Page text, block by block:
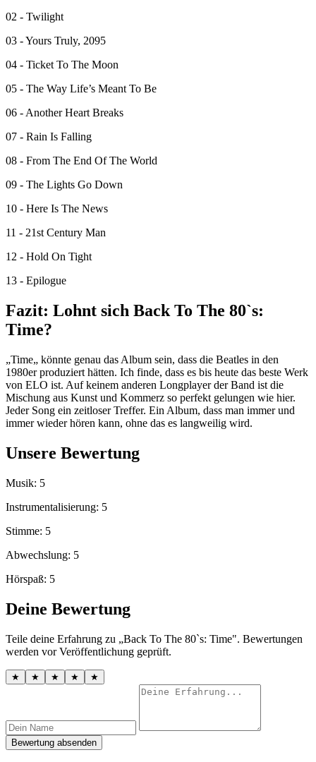
02 - Twilight
03 - Yours Truly, 2095
04 - Ticket To The Moon
05 - The Way Life’s Meant To Be
06 - Another Heart Breaks
07 - Rain Is Falling
08 - From The End Of The World
09 - The Lights Go Down
10 - Here Is The News
11 - 21st Century Man
12 - Hold On Tight
13 - Epilogue
Fazit: Lohnt sich Back To The 80`s:
Time?
„Time„ könnte genau das Album sein, dass die Beatles in den
1980er produziert hätten. Ich finde, dass es bis heute das beste Werk
von ELO ist. Auf keinem anderen Longplayer der Band ist die
Mischung aus Kunst und Kommerz so perfekt gelungen wie hier.
Jeder Song ein zeitloser Treffer. Ein Album, dass man immer und
immer wieder hören kann, ohne das es langweilig wird.
Unsere Bewertung
Musik: 5
Instrumentalisierung: 5
Stimme: 5
Abwechslung: 5
Hörspaß: 5
Deine Bewertung
Teile deine Erfahrung zu „Back To The 80`s: Time". Bewertungen
werden vor Veröffentlichung geprüft.
★ ★ ★ ★ ★
Bewertung absenden